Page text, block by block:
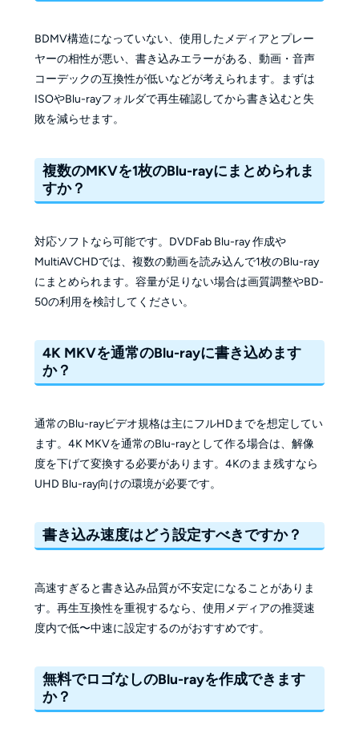
BDMV構造になっていない、使用したメディアとプレー
ヤーの相性が悪い、書き込みエラーがある、動画・音声
コーデックの互換性が低いなどが考えられます。まずは
ISOやBlu-rayフォルダで再生確認してから書き込むと失
敗を減らせます。
複数のMKVを1枚のBlu-rayにまとめられま
すか？
対応ソフトなら可能です。DVDFab Blu-ray 作成や
MultiAVCHDでは、複数の動画を読み込んで1枚のBlu-ray
にまとめられます。容量が足りない場合は画質調整やBD-
50の利用を検討してください。
4K MKVを通常のBlu-rayに書き込めます
か？
通常のBlu-rayビデオ規格は主にフルHDまでを想定してい
ます。4K MKVを通常のBlu-rayとして作る場合は、解像
度を下げて変換する必要があります。4Kのまま残すなら
UHD Blu-ray向けの環境が必要です。
書き込み速度はどう設定すべきですか？
高速すぎると書き込み品質が不安定になることがありま
す。再生互換性を重視するなら、使用メディアの推奨速
度内で低〜中速に設定するのがおすすめです。
無料でロゴなしのBlu-rayを作成できます
か？